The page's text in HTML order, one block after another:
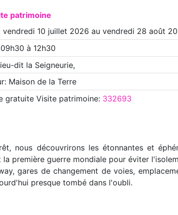
patrimoine
vendredi 10 juillet 2026 au vendredi 28 août
à 12h30
dit la Seigneurie,
Maison de la Terre
gratuite Visite patrimoine: 332693
nous découvrirons les étonnantes et
première guerre mondiale pour éviter
gares de changement de voies,
presque tombé dans l'oubli.